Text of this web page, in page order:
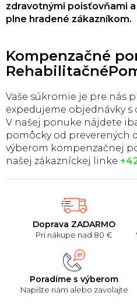
zdravotnými poisťovňami
plne hradené zákazníkom.
Kompenzačné
Vaše súkromie je pre nás
expedujeme objednávky
V našej ponuke nájdete
pomôcky od preverených
výberom kompenzačnej
našej zákazníckej linke
Doprava ZADARMO
Pri nákupe nad 80 €
Poradíme s výberom
Napíšte nám alebo zavolajte